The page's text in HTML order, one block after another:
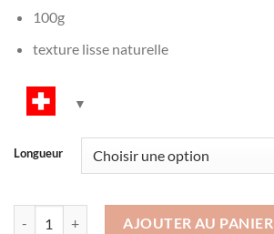
100g
texture lisse naturelle
Longueur
AJOUTER AU PANIER